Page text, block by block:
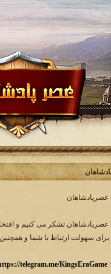
عصرپادشاهان
عصرپادشاهان تشکر می کنیم و
سهولت ارتباط با شما و همچنین
telegram.me/KingsEraGame